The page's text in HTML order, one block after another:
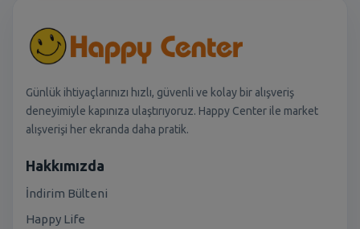
Günlük ihtiyaçlarınızı hızlı, güvenli ve kolay bir alışveriş
deneyimiyle kapınıza ulaştırıyoruz. Happy Center ile market
alışverişi her ekranda daha pratik.
Hakkımızda
İndirim Bülteni
Happy Life